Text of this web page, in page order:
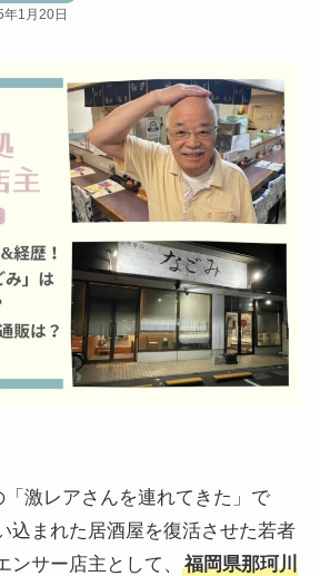
年1月20日
激レアさんを連れてきた」で
込まれた居酒屋を復活させた若者
ンサー店主として、
福岡県那珂川